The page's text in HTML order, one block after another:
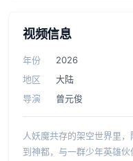
视频信息
年份
2026
地区
大陆
导演
曾元俊
人妖魔共存的架空世界里
到神都，与一群少年英雄伙